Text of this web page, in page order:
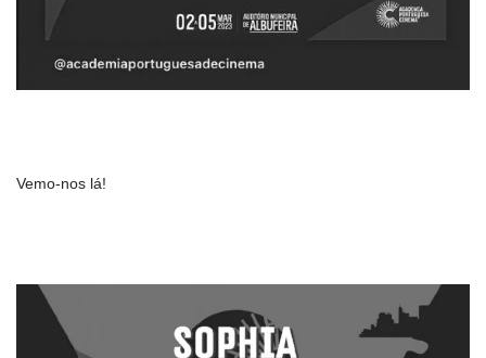
Vemo-nos lá!